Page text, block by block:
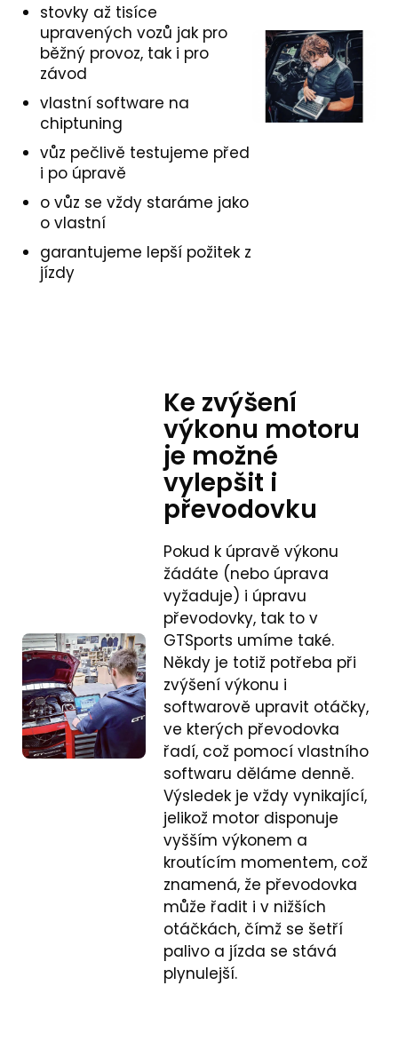
stovky až tisíce
upravených vozů jak pro
běžný provoz, tak i pro
závod
vlastní software na
chiptuning
vůz pečlivě testujeme před
i po úpravě
o vůz se vždy staráme jako
o vlastní
garantujeme lepší požitek z
jízdy
Ke zvýšení
výkonu motoru
je možné
vylepšit i
převodovku
Pokud k úpravě výkonu
žádáte (nebo úprava
vyžaduje) i úpravu
převodovky, tak to v
GTSports umíme také.
Někdy je totiž potřeba při
zvýšení výkonu i
softwarově upravit otáčky,
ve kterých převodovka
řadí, což pomocí vlastního
softwaru děláme denně.
Výsledek je vždy vynikající,
jelikož motor disponuje
vyšším výkonem a
kroutícím momentem, což
znamená, že převodovka
může řadit i v nižších
otáčkách, čímž se šetří
palivo a jízda se stává
plynulejší.